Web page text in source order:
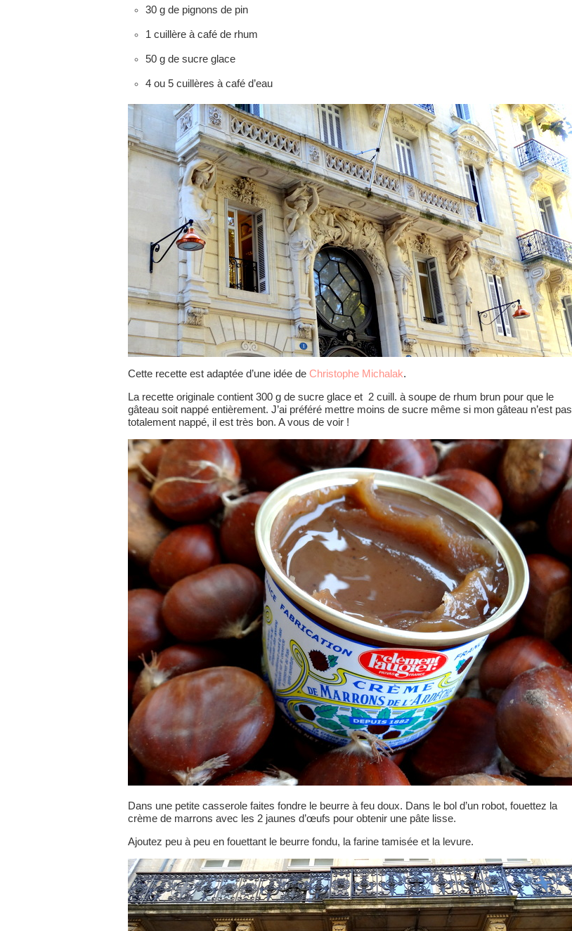
30 g de pignons de pin
1 cuillère à café de rhum
50 g de sucre glace
4 ou 5 cuillères à café d’eau
Cette recette est adaptée d’une idée de Christophe Michalak.
La recette originale contient 300 g de sucre glace et 2 cuill. à soupe de rhum brun pour que le
gâteau soit nappé entièrement. J’ai préféré mettre moins de sucre même si mon gâteau n’est pas
totalement nappé, il est très bon. A vous de voir !
Dans une petite casserole faites fondre le beurre à feu doux. Dans le bol d’un robot, fouettez la
crème de marrons avec les 2 jaunes d’œufs pour obtenir une pâte lisse.
Ajoutez peu à peu en fouettant le beurre fondu, la farine tamisée et la levure.